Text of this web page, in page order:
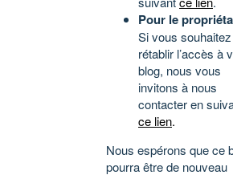
Pour le
Si vous souhaitez
rétablir l’accès à
blog, nous vous
invitons à nous
contacter en
ce lien.
Nous espérons que ce
pourra être de nouveau